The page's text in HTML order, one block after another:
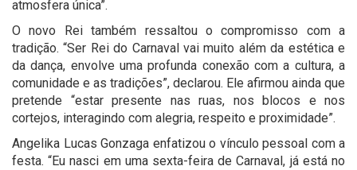
atmosfera única”.
O novo Rei também ressaltou o compromisso com a
tradição. “Ser Rei do Carnaval vai muito além da estética e
da dança, envolve uma profunda conexão com a cultura, a
comunidade e as tradições”, declarou. Ele afirmou ainda que
pretende “estar presente nas ruas, nos blocos e nos
cortejos, interagindo com alegria, respeito e proximidade”.
Angelika Lucas Gonzaga enfatizou o vínculo pessoal com a
festa. “Eu nasci em uma sexta-feira de Carnaval, já está no